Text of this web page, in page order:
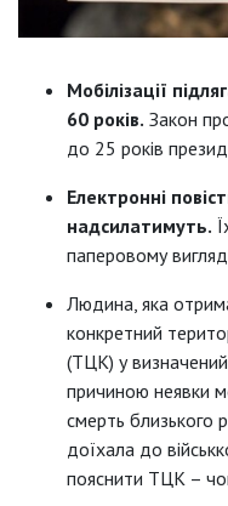
Мобілізації
60 років. Закон
до 25 років
Електронні
надсилатимуть.
паперовому
Людина, яка
конкретний
(ТЦК) у
причиною неявки
смерть близького
доїхала до
пояснити ТЦК –